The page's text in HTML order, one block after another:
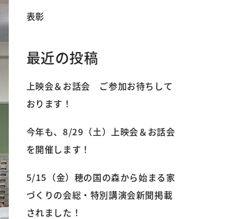
表彰
最近の投稿
上映会＆お話会 ご参加お待ちして
おります！
今年も、8/29（土）上映会＆お話会
を開催します！
5/15（金）穂の国の森から始まる家
づくりの会総・特別講演会新聞掲載
されました！